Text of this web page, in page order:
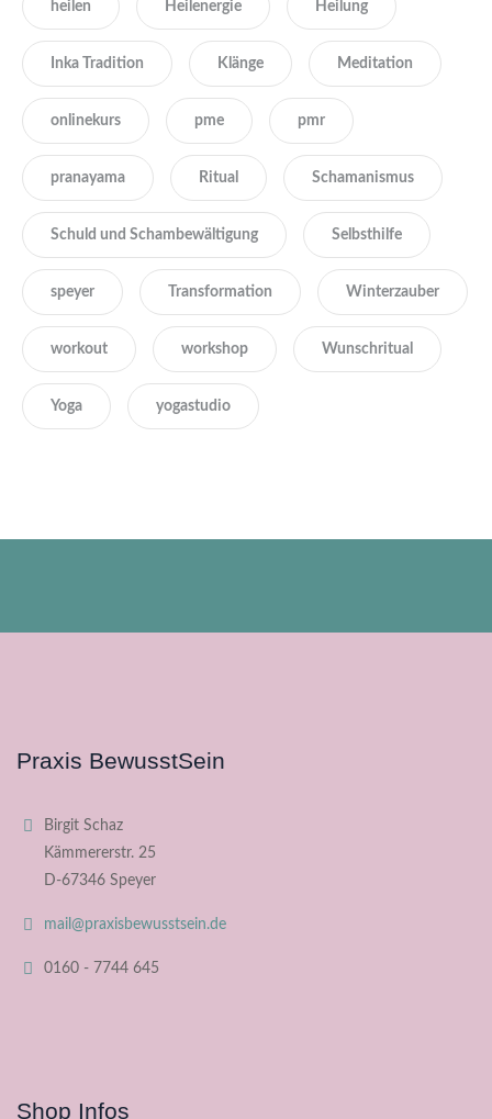
heilen Heilenergie Heilung
Inka Tradition Klänge Meditation
onlinekurs pme pmr
pranayama Ritual Schamanismus
Schuld und Schambewältigung Selbsthilfe
speyer Transformation Winterzauber
workout workshop Wunschritual
Yoga yogastudio
Praxis BewusstSein
Birgit Schaz
Kämmererstr. 25
D-67346 Speyer
mail@praxisbewusstsein.de
0160 - 7744 645
Shop Infos